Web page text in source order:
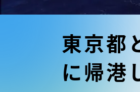
東京都
に帰港
学則・諸規程
コンプライアンス